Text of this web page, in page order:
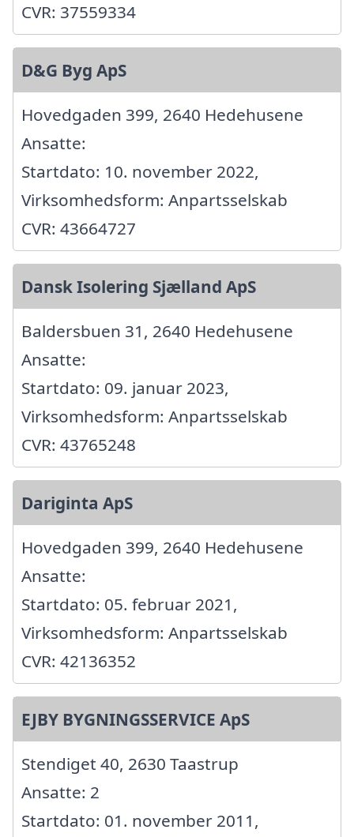
CVR: 37559334
D&G Byg ApS
Hovedgaden 399, 2640 Hedehusene
Ansatte:
Startdato: 10. november 2022,
Virksomhedsform: Anpartsselskab
CVR: 43664727
Dansk Isolering Sjælland ApS
Baldersbuen 31, 2640 Hedehusene
Ansatte:
Startdato: 09. januar 2023,
Virksomhedsform: Anpartsselskab
CVR: 43765248
Dariginta ApS
Hovedgaden 399, 2640 Hedehusene
Ansatte:
Startdato: 05. februar 2021,
Virksomhedsform: Anpartsselskab
CVR: 42136352
EJBY BYGNINGSSERVICE ApS
Stendiget 40, 2630 Taastrup
Ansatte: 2
Startdato: 01. november 2011,